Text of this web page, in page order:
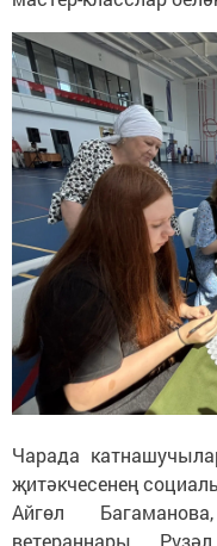
Чарада
җитәкчесенең
Айгөл
ветераннары